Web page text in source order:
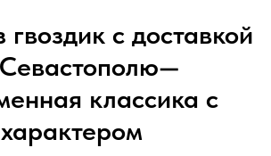
гвоздик с доставкой
классика с
характером